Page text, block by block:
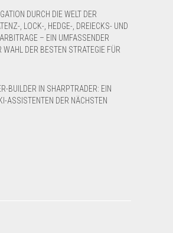
DURCH DIE WELT DER
, LOCK-, HEDGE-, DREIECKS- UND
– EIN UMFASSENDER
WAHL DER BESTEN STRATEGIE FÜR
BUILDER IN SHARPTRADER: EIN
ASSISTENTEN DER NÄCHSTEN